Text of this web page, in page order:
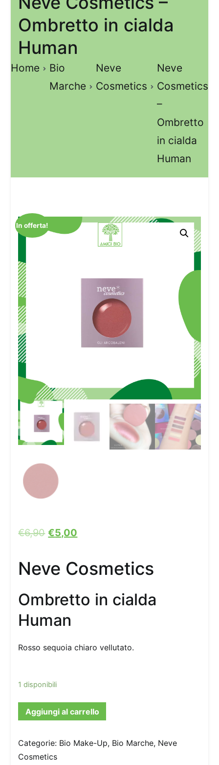
Ombretto in cialda
Human
Home
Bio
Marche
Neve
Cosmetics
Neve
Cosmetics
–
Ombretto
in cialda
Human
In offerta!
€6,90 €5,00
Neve Cosmetics
Ombretto in cialda
Human
Rosso sequoia chiaro vellutato.
1 disponibili
Aggiungi al carrello
Categorie: Bio Make-Up, Bio Marche, Neve
Cosmetics